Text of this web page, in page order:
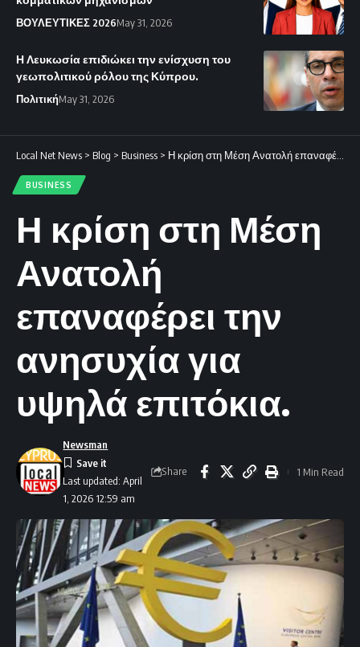
ΒΟΥΛΕΥΤΙΚΕΣ 2026May 31, 2026
Η Λευκωσία επιδιώκει την ενίσχυση του
γεωπολιτικού ρόλου της Κύπρου.
ΠολιτικήMay 31, 2026
Local Net News > Blog > Business > Η κρίση στη Μέση Ανατολή επαναφέρει την ανησυχία για υψηλά επιτόκια.
BUSINESS
Η κρίση στη Μέση
Ανατολή
επαναφέρει την
ανησυχία για
υψηλά επιτόκια.
Last updated: April
1, 2026 12:59 am
Newsman
Share 1 Min Read